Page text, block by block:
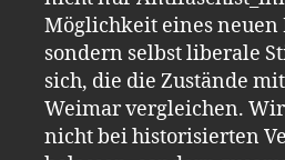
Möglichkeit eines neuen
sondern selbst liberale
sich, die die Zustände
Weimar vergleichen.
nicht bei historisierten